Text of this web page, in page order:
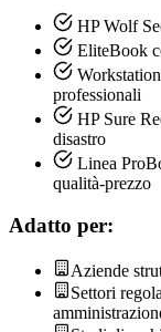
HP Wolf
EliteBook
professionali
HP Sure
disastro
Linea
qualità-prezzo
Adatto per:
Aziende
Settori